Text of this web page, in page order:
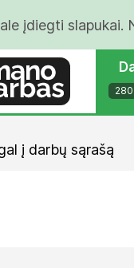
įdiegti slapukai.
į darbų sąrašą